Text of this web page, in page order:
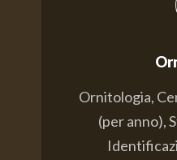
Ornitologia,
(per anno),